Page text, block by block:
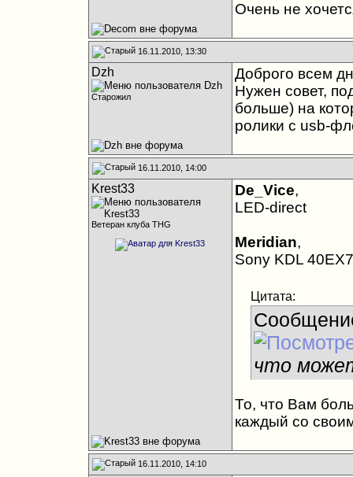
Очень не
16.11.2010, 13:30
Dzh
Старожил
Доброго всем
Нужен совет,
больше) на
ролики с usb-
16.11.2010, 14:00
Krest33
Ветеран клуба THG
De_Vice,
LED-direct
Meridian,
Sony KDL
Цитата:
что
То, что Вам
каждый со
16.11.2010, 14:10